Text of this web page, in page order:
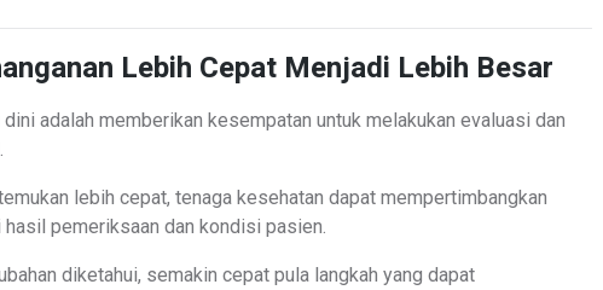
Lebih Cepat Menjadi Lebih Besar
adalah memberikan kesempatan untuk melakukan evaluasi dan
lebih cepat, tenaga kesehatan dapat mempertimbangkan
pemeriksaan dan kondisi pasien.
diketahui, semakin cepat pula langkah yang dapat